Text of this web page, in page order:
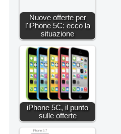
Nuove offerte per
l'iPhone 5C: ecco la
situazione
iPhone 5C, il punto
sulle offerte